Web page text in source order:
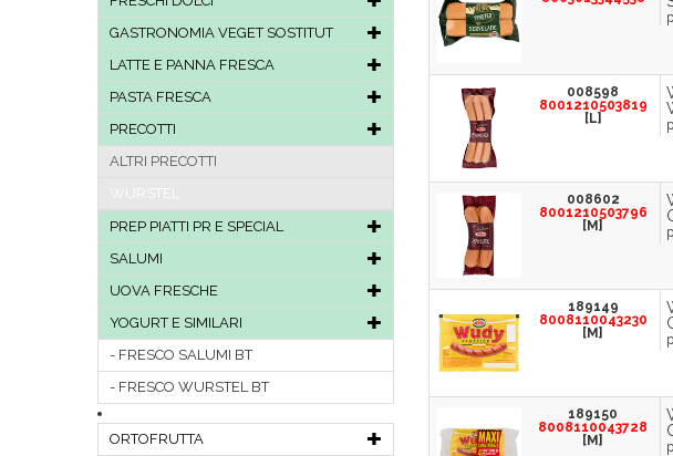
GASTRONOMIA VEGET SOSTITUT
LATTE E PANNA FRESCA
PASTA FRESCA
PRECOTTI
ALTRI PRECOTTI
PREP PIATTI PR E SPECIAL
SALUMI
UOVA FRESCHE
YOGURT E SIMILARI
FRESCO SALUMI BT
FRESCO WURSTEL BT
ORTOFRUTTA
008598
8001210503819
[L]
008602
8001210503796
[M]
189149
8008110043230
[M]
189150
8008110043728
[M]